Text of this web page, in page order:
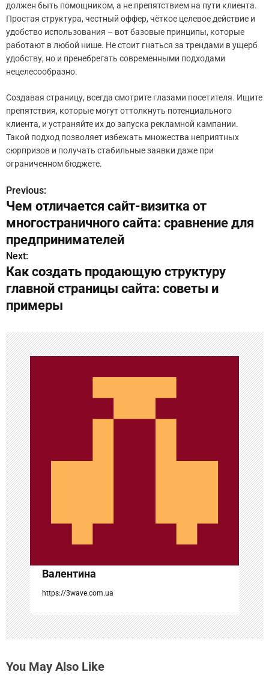
должен быть помощником, а не препятствием на пути клиента.
Простая структура, честный оффер, чёткое целевое действие и
удобство использования – вот базовые принципы, которые
работают в любой нише. Не стоит гнаться за трендами в ущерб
удобству, но и пренебрегать современными подходами
нецелесообразно.
Создавая страницу, всегда смотрите глазами посетителя. Ищите
препятствия, которые могут оттолкнуть потенциального
клиента, и устраняйте их до запуска рекламной кампании.
Такой подход позволяет избежать множества неприятных
сюрпризов и получать стабильные заявки даже при
ограниченном бюджете.
Н
а
в
и
г
а
ц
и
я
п
о
з
а
п
и
с
я
м
Previous:
Чем отличается сайт-визитка от
многостраничного сайта: сравнение для
предпринимателей
Next:
Как создать продающую структуру
главной страницы сайта: советы и
примеры
Валентина
https://3wave.com.ua
You May Also Like